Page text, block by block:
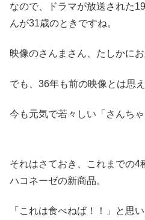
なので、ドラマが放送された
んが31歳のときですね。
映像のさんまさん、たしかにお
でも、36年も前の映像とは思え
今も元気で若々しい「さんちゃ
それはさておき、これまでの4
ハコネーゼの新商品。
「これは食べねば！！」と思